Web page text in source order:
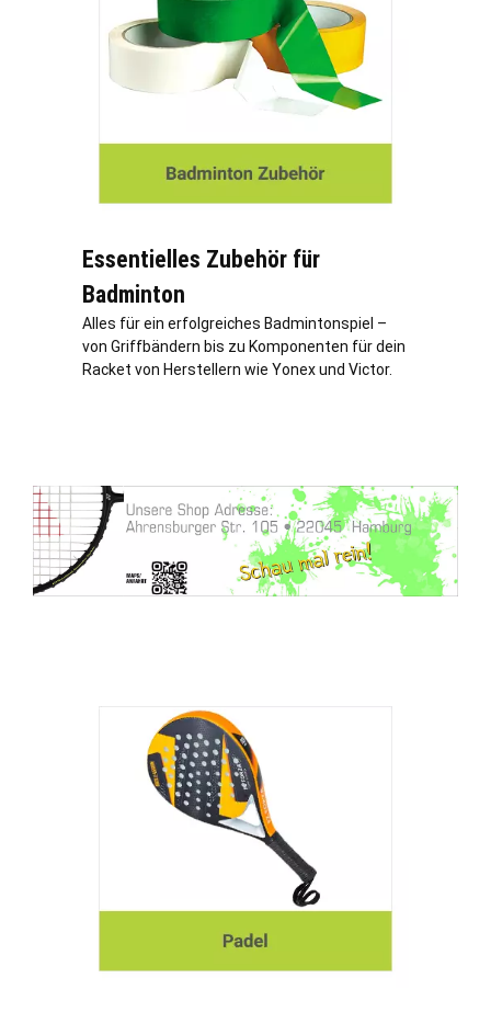
Essentielles Zubehör für
Badminton
Alles für ein erfolgreiches Badmintonspiel –
von Griffbändern bis zu Komponenten für dein
Racket von Herstellern wie Yonex und Victor.